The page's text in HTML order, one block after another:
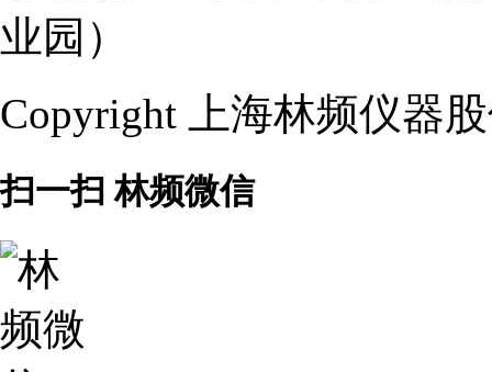
业园）
Copyright 上海林频仪器
扫一扫 林频微信